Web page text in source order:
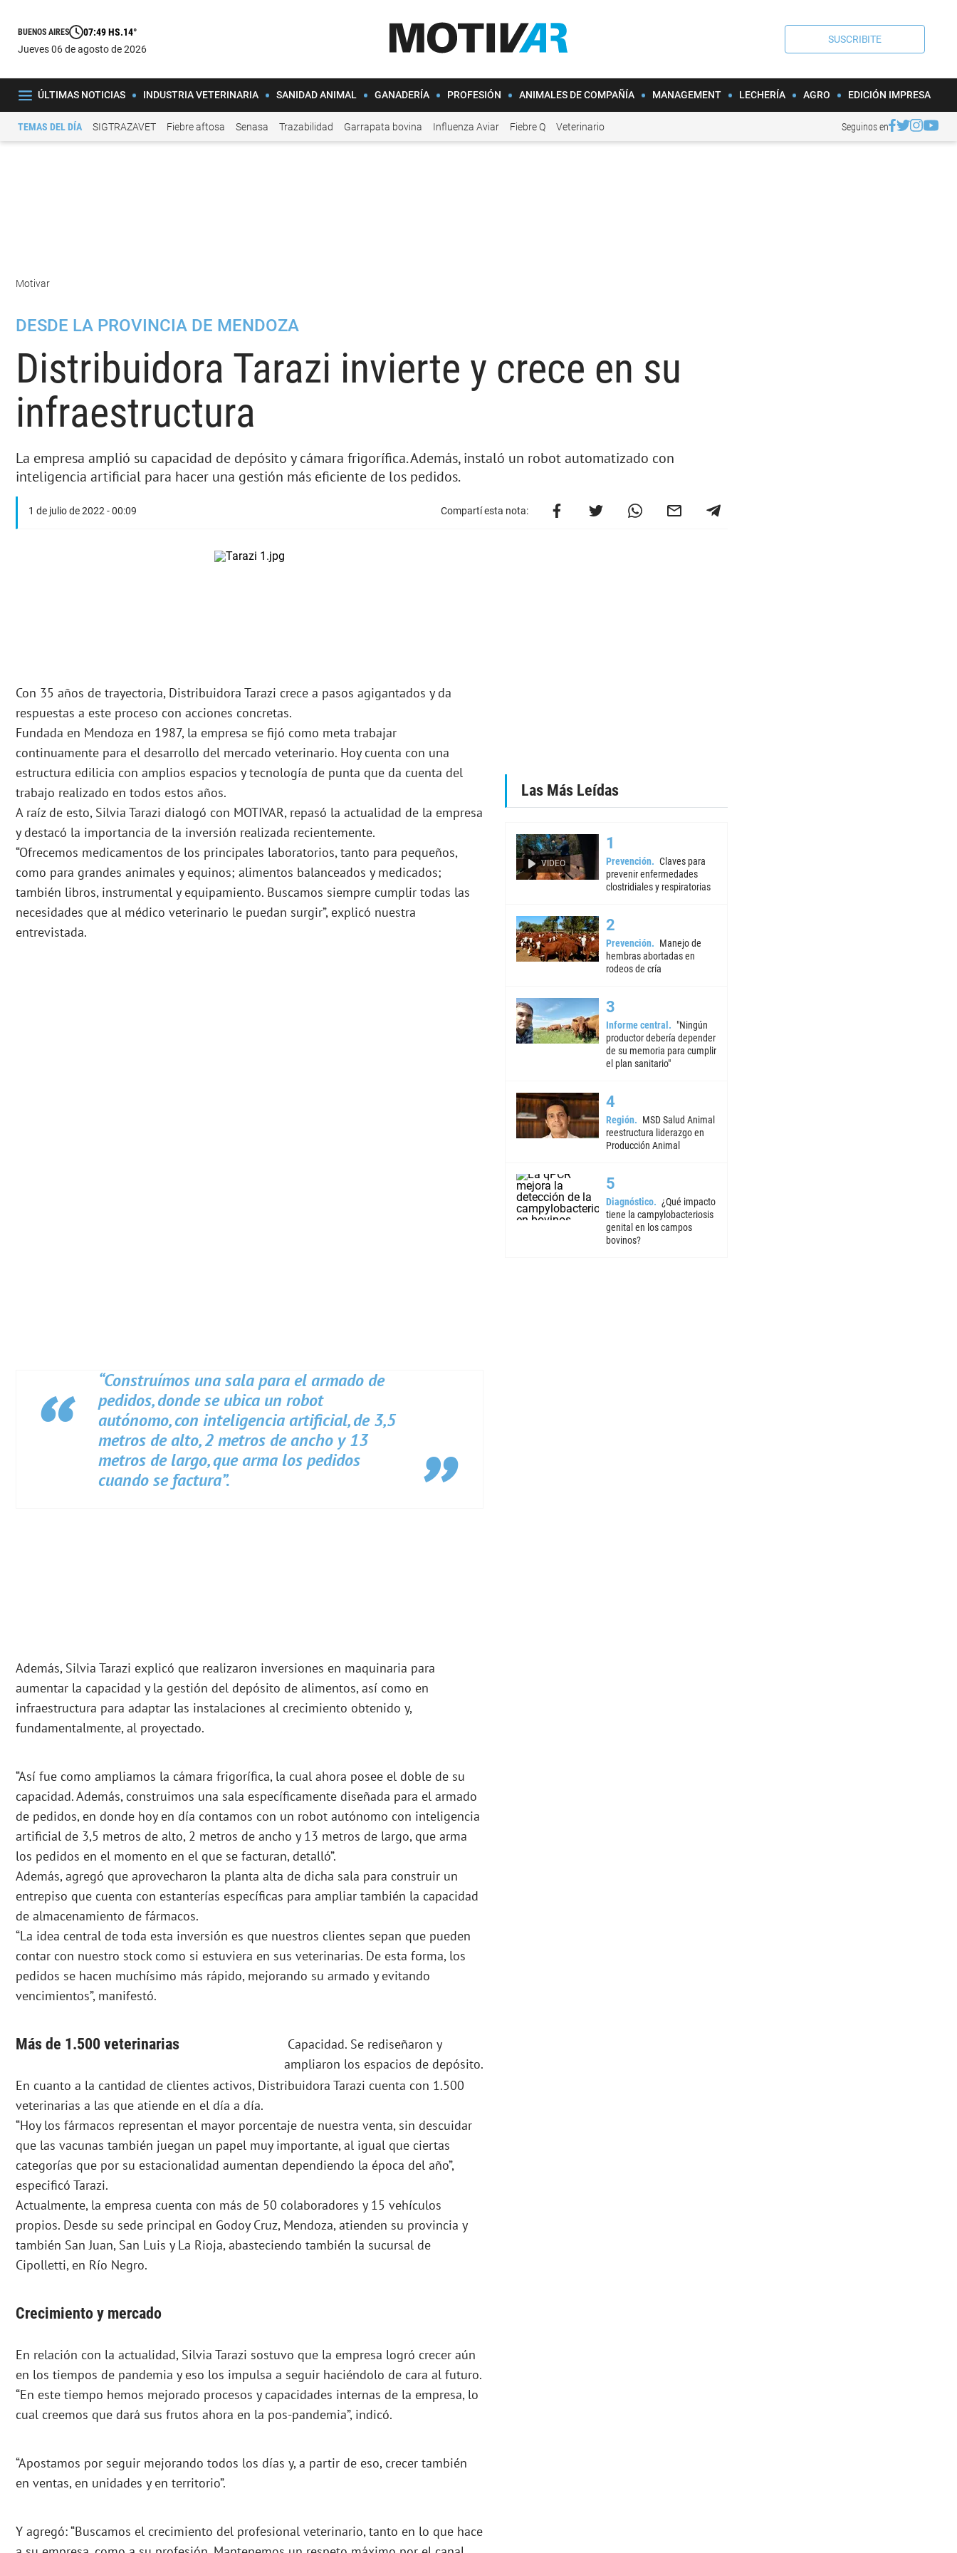
BUENOS AIRES 07:49 HS.14°
jueves 06 de agosto de 2026
SUSCRIBITE
ÚLTIMAS NOTICIAS INDUSTRIA VETERINARIA SANIDAD ANIMAL GANADERÍA PROFESIÓN ANIMALES DE COMPAÑÍA MANAGEMENT LECHERÍA AGRO EDICIÓN IMPRESA
TEMAS DEL DÍA SIGTRAZAVET Fiebre aftosa Senasa Trazabilidad Garrapata bovina Influenza Aviar Fiebre Q Veterinario Seguinos en
Motivar
DESDE LA PROVINCIA DE MENDOZA
Distribuidora Tarazi invierte y crece en su
infraestructura
La empresa amplió su capacidad de depósito y cámara frigorífica. Además, instaló un robot automatizado con
inteligencia artificial para hacer una gestión más eficiente de los pedidos.
1 de julio de 2022 - 00:09 Compartí esta nota:
Con 35 años de trayectoria, Distribuidora Tarazi crece a pasos agigantados y da
respuestas a este proceso con acciones concretas.
Fundada en Mendoza en 1987, la empresa se fijó como meta trabajar
continuamente para el desarrollo del mercado veterinario. Hoy cuenta con una
estructura edilicia con amplios espacios y tecnología de punta que da cuenta del
trabajo realizado en todos estos años.
A raíz de esto, Silvia Tarazi dialogó con MOTIVAR, repasó la actualidad de la empresa
y destacó la importancia de la inversión realizada recientemente.
“Ofrecemos medicamentos de los principales laboratorios, tanto para pequeños,
como para grandes animales y equinos; alimentos balanceados y medicados;
también libros, instrumental y equipamiento. Buscamos siempre cumplir todas las
necesidades que al médico veterinario le puedan surgir”, explicó nuestra
entrevistada.
“Construímos una sala para el armado de
pedidos, donde se ubica un robot
autónomo, con inteligencia artificial, de 3,5
metros de alto, 2 metros de ancho y 13
metros de largo, que arma los pedidos
cuando se factura”.
Además, Silvia Tarazi explicó que realizaron inversiones en maquinaria para
aumentar la capacidad y la gestión del depósito de alimentos, así como en
infraestructura para adaptar las instalaciones al crecimiento obtenido y,
fundamentalmente, al proyectado.
“Así fue como ampliamos la cámara frigorífica, la cual ahora posee el doble de su
capacidad. Además, construimos una sala específicamente diseñada para el armado
de pedidos, en donde hoy en día contamos con un robot autónomo con inteligencia
artificial de 3,5 metros de alto, 2 metros de ancho y 13 metros de largo, que arma
los pedidos en el momento en el que se facturan, detalló”.
Además, agregó que aprovecharon la planta alta de dicha sala para construir un
entrepiso que cuenta con estanterías específicas para ampliar también la capacidad
de almacenamiento de fármacos.
“La idea central de toda esta inversión es que nuestros clientes sepan que pueden
contar con nuestro stock como si estuviera en sus veterinarias. De esta forma, los
pedidos se hacen muchísimo más rápido, mejorando su armado y evitando
vencimientos”, manifestó.
Capacidad. Se rediseñaron y
ampliaron los espacios de depósito.
Más de 1.500 veterinarias
En cuanto a la cantidad de clientes activos, Distribuidora Tarazi cuenta con 1.500
veterinarias a las que atiende en el día a día.
“Hoy los fármacos representan el mayor porcentaje de nuestra venta, sin descuidar
que las vacunas también juegan un papel muy importante, al igual que ciertas
categorías que por su estacionalidad aumentan dependiendo la época del año”,
especificó Tarazi.
Actualmente, la empresa cuenta con más de 50 colaboradores y 15 vehículos
propios. Desde su sede principal en Godoy Cruz, Mendoza, atienden su provincia y
también San Juan, San Luis y La Rioja, abasteciendo también la sucursal de
Cipolletti, en Río Negro.
Crecimiento y mercado
En relación con la actualidad, Silvia Tarazi sostuvo que la empresa logró crecer aún
en los tiempos de pandemia y eso los impulsa a seguir haciéndolo de cara al futuro.
“En este tiempo hemos mejorado procesos y capacidades internas de la empresa, lo
cual creemos que dará sus frutos ahora en la pos-pandemia”, indicó.
“Apostamos por seguir mejorando todos los días y, a partir de eso, crecer también
en ventas, en unidades y en territorio”.
Y agregó: “Buscamos el crecimiento del profesional veterinario, tanto en lo que hace
Las Más Leídas
VIDEO Prevención
Claves para
prevenir enfermedades
clostridiales y respiratorias
Prevención
Manejo de
hembras abortadas en
rodeos de cría
Informe central
"Ningún
productor debería depender
de su memoria para cumplir
el plan sanitario"
Región
MSD Salud Animal
reestructura liderazgo en
Producción Animal
Diagnóstico
¿Qué impacto
tiene la campylobacteriosis
genital en los campos
bovinos?